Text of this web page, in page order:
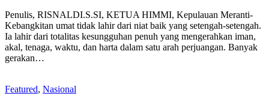
Penulis, RISNALDI.S.SI, KETUA HIMMI, Kepulauan Meranti-
Kebangkitan umat tidak lahir dari niat baik yang setengah-setengah.
Ia lahir dari totalitas kesungguhan penuh yang mengerahkan iman,
akal, tenaga, waktu, dan harta dalam satu arah perjuangan. Banyak
gerakan…
Featured, Nasional